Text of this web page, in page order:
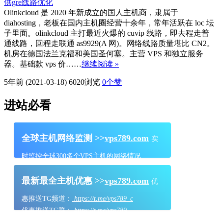
Olinkcloud 是 2020 年新成立的国人主机商，隶属于
diahosting，老板在国内主机圈经营十余年，常年活跃在 loc 坛
子里面。olinkcloud 主打最近火爆的 cuvip 线路，即去程走普
通线路，回程走联通 as9929(A 网)。网络线路质量堪比 CN2。
机房在德国法兰克福和美国圣何塞。主营 VPS 和独立服务
器。基础款 vps 价……继续阅读 »
5年前 (2021-03-18) 6020浏览 0个赞
进站必看
全球主机网络监测 >>vps789.com 实
时监控全球300多个VPS主机的网络情况
最新最全主机优惠 >>vps789.com 优
惠推送TG频道：
https://t.me/vps789_c
优惠推送TG群：https://t.me/vps789